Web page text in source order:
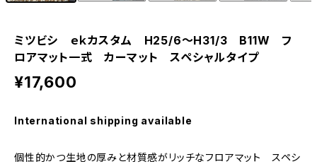
ミツビシ ｅｋカスタム H25/6〜H31/3 B11W フ
ロアマット一式 カーマット スペシャルタイプ
¥17,600
International shipping available
個性的かつ生地の厚みと材質感がリッチなフロアマット スペシ